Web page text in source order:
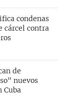
condenas
cárcel contra
de
nuevos
Cuba